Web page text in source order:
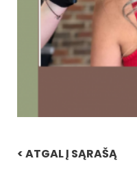
< ATGAL Į SĄRAŠĄ